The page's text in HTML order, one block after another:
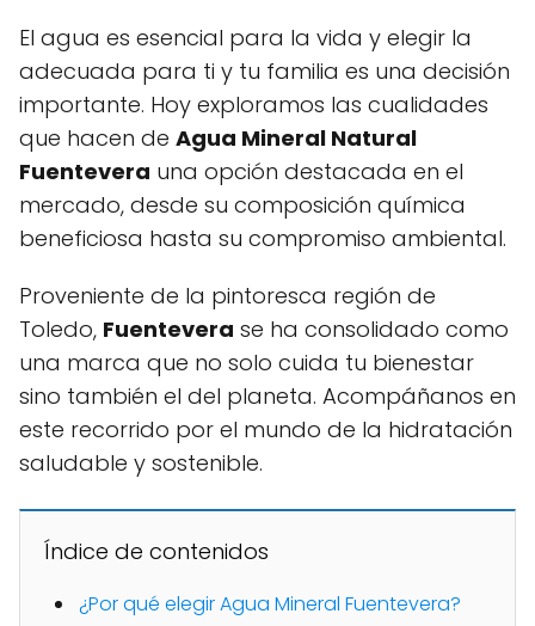
El agua es esencial para la vida y elegir la
adecuada para ti y tu familia es una decisión
importante. Hoy exploramos las cualidades
que hacen de Agua Mineral Natural
Fuentevera una opción destacada en el
mercado, desde su composición química
beneficiosa hasta su compromiso ambiental.
Proveniente de la pintoresca región de
Toledo, Fuentevera se ha consolidado como
una marca que no solo cuida tu bienestar
sino también el del planeta. Acompáñanos en
este recorrido por el mundo de la hidratación
saludable y sostenible.
Índice de contenidos
¿Por qué elegir Agua Mineral Fuentevera?